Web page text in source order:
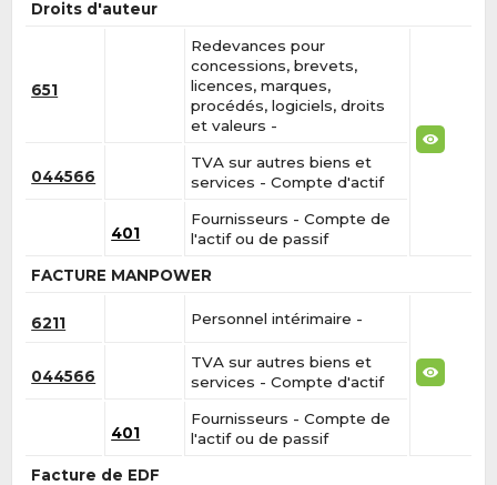
Droits d'auteur
651
Redevances pour
concessions, brevets,
licences, marques,
procédés, logiciels, droits
et valeurs -
044566
TVA sur autres biens et
services - Compte d'actif
401
Fournisseurs - Compte de
l'actif ou de passif
FACTURE MANPOWER
6211 Personnel intérimaire -
044566
TVA sur autres biens et
services - Compte d'actif
401
Fournisseurs - Compte de
l'actif ou de passif
Facture de EDF